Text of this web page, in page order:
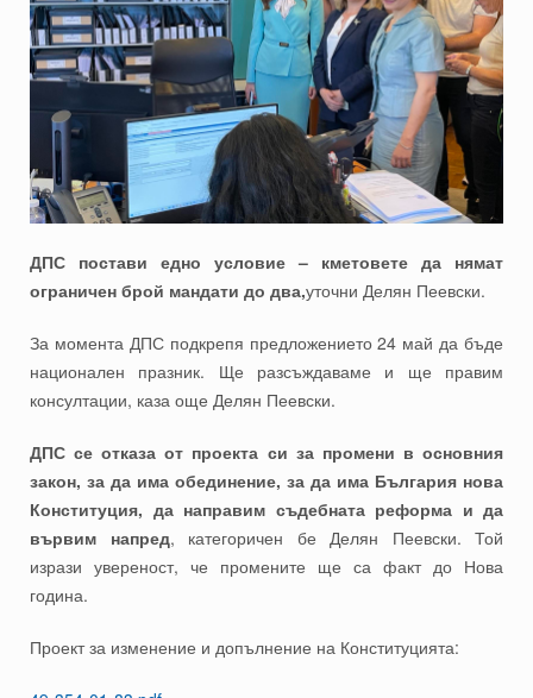
ДПС постави едно условие – кметовете да нямат
ограничен брой мандати до два,уточни Делян Пеевски.
За момента ДПС подкрепя предложението 24 май да бъде
национален празник. Ще разсъждаваме и ще правим
консултации, каза още Делян Пеевски.
ДПС се отказа от проекта си за промени в основния
закон, за да има обединение, за да има България нова
Конституция, да направим съдебната реформа и да
вървим напред, категоричен бе Делян Пеевски. Той
изрази увереност, че промените ще са факт до Нова
година.
Проект за изменение и допълнение на Конституцията: